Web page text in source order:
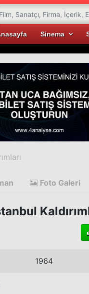
Sinema
Foto Galeri
1964